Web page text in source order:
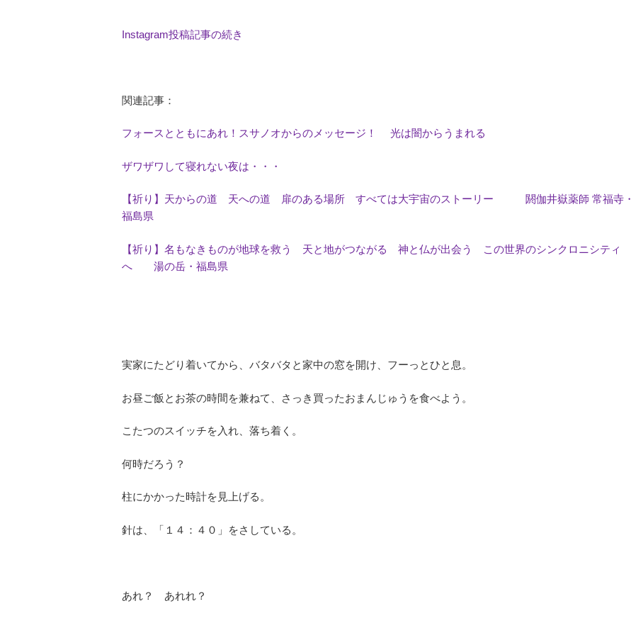
Instagram投稿記事の続き
関連記事：
フォースとともにあれ！スサノオからのメッセージ！ 光は闇からうまれる
ザワザワして寝れない夜は・・・
【祈り】天からの道 天への道 扉のある場所 すべては大宇宙のストーリー 閼伽井嶽薬師 常福寺・
福島県
【祈り】名もなきものが地球を救う 天と地がつながる 神と仏が出会う この世界のシンクロニシティ
へ 湯の岳・福島県
実家にたどり着いてから、バタバタと家中の窓を開け、フーっとひと息。
お昼ご飯とお茶の時間を兼ねて、さっき買ったおまんじゅうを食べよう。
こたつのスイッチを入れ、落ち着く。
何時だろう？
柱にかかった時計を見上げる。
針は、「１４：４０」をさしている。
あれ？ あれれ？